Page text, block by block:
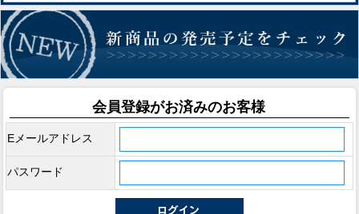
会員登録がお済みのお客様
Eメールアドレス
パスワード